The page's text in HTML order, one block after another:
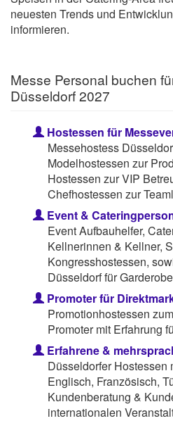
neuesten Trends und
informieren.
Messe Personal buchen
Düsseldorf 2027
Hostessen für
Messehostess
Modelhostessen zur
Hostessen zur VIP
Chefhostessen zur
Event &
Event Aufbauhelfer,
Kellnerinnen & Kellner,
Kongresshostessen,
Düsseldorf für
Promoter für
Promotionhostessen
Promoter mit Erfahrung
Erfahrene &
Düsseldorfer Hostessen
Englisch, Französisch,
Kundenberatung &
internationalen